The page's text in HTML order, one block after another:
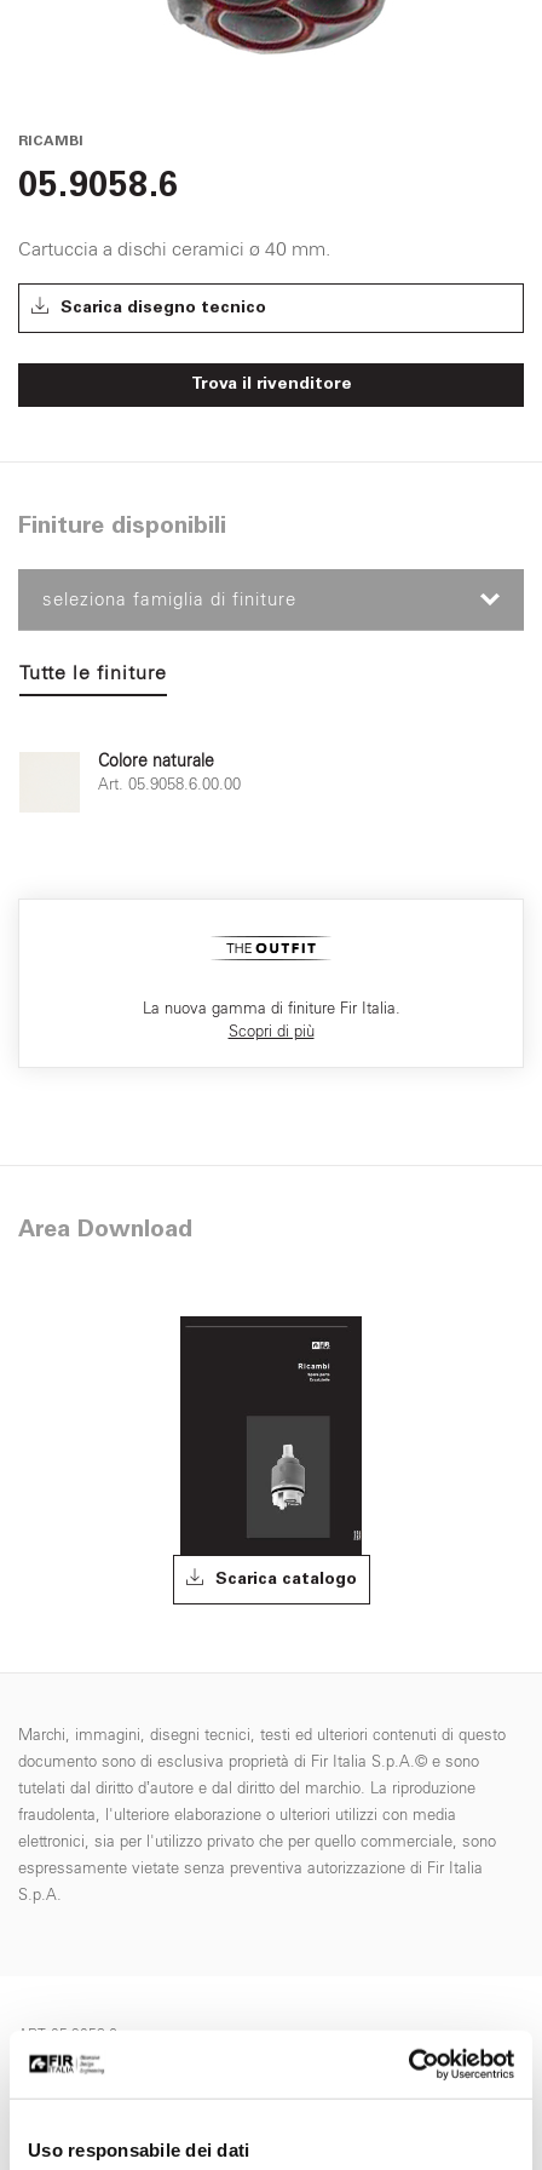
Uso responsabile dei dati
RICAMBI
05.9058.6
Cartuccia a dischi ceramici ø 40 mm.
Scarica disegno tecnico
Trova il rivenditore
Finiture disponibili
seleziona famiglia di finiture
Tutte le finiture
Colore naturale
Art. 05.9058.6.00.00
La nuova gamma di finiture Fir Italia.
Scopri di più
Area Download
Scarica catalogo
Marchi, immagini, disegni tecnici, testi ed ulteriori contenuti di questo
documento sono di esclusiva proprietà di Fir Italia S.p.A.© e sono
tutelati dal diritto d’autore e dal diritto del marchio. La riproduzione
fraudolenta, l'ulteriore elaborazione o ulteriori utilizzi con media
elettronici, sia per l'utilizzo privato che per quello commerciale, sono
espressamente vietate senza preventiva autorizzazione di Fir Italia
S.p.A.
ART. 05.9058.6
Richiedi informazioni